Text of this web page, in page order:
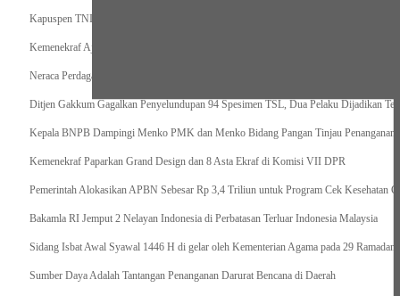
Kapuspen TNI : Media dan Pemangku Kepentingan Bersatu Wujudkan Mudik Aman
Kemenekraf Ajak Kabinet Merah Putih Nobar Film Animasi Jumbo
Neraca Perdagangan Indonesia Surplus 58 Bulan Berturut-turut
Ditjen Gakkum Gagalkan Penyelundupan 94 Spesimen TSL, Dua Pelaku Dijadikan
Kepala BNPB Dampingi Menko PMK dan Menko Bidang Pangan Tinjau Penanganan
Kemenekraf Paparkan Grand Design dan 8 Asta Ekraf di Komisi VII DPR
Pemerintah Alokasikan APBN Sebesar Rp 3,4 Triliun untuk Program Cek Kesehatan
Bakamla RI Jemput 2 Nelayan Indonesia di Perbatasan Terluar Indonesia Malaysia
Sidang Isbat Awal Syawal 1446 H di gelar oleh Kementerian Agama pada 29 Ramadan
Sumber Daya Adalah Tantangan Penanganan Darurat Bencana di Daerah